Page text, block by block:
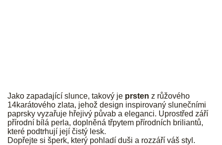
Jako zapadající slunce, takový je prsten z růžového
14karátového zlata, jehož design inspirovaný slunečními
paprsky vyzařuje hřejivý půvab a eleganci. Uprostřed září
přírodní bílá perla, doplněná třpytem přírodních briliantů,
které podtrhují její čistý lesk.
Dopřejte si šperk, který pohladí duši a rozzáří váš styl.